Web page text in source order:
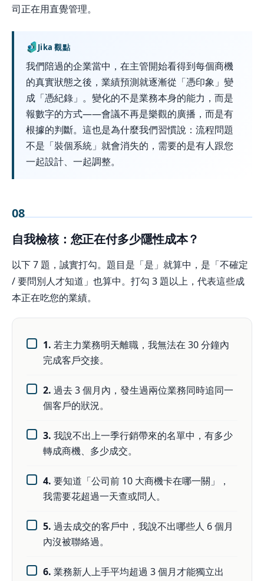
司正在用直覺管理。
Jika 觀點
我們陪過的企業當中，在主管開始看得到每個商機
的真實狀態之後，業績預測就逐漸從「憑印象」變
成「憑紀錄」。變化的不是業務本身的能力，而是
報數字的方式——會議不再是樂觀的廣播，而是有
根據的判斷。這也是為什麼我們習慣說：流程問題
不是「裝個系統」就會消失的，需要的是有人跟您
一起設計、一起調整。
08
自我檢核：您正在付多少隱性成本？
以下 7 題，誠實打勾。題目是「是」就算中，是「不確定
/ 要問別人才知道」也算中。打勾 3 題以上，代表這些成
本正在吃您的業績。
1. 若主力業務明天離職，我無法在 30 分鐘內
完成客戶交接。
2. 過去 3 個月內，發生過兩位業務同時追同一
個客戶的狀況。
3. 我說不出上一季行銷帶來的名單中，有多少
轉成商機、多少成交。
4. 要知道「公司前 10 大商機卡在哪一關」，
我需要花超過一天查或問人。
5. 過去成交的客戶中，我說不出哪些人 6 個月
內沒被聯絡過。
6. 業務新人上手平均超過 3 個月才能獨立出